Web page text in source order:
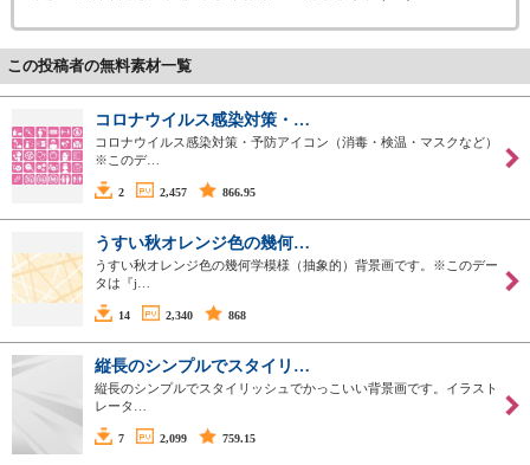
この投稿者の無料素材一覧
コロナウイルス感染対策・…
コロナウイルス感染対策・予防アイコン（消毒・検温・マスクなど）
※このデ…
2 2,457 866.95
うすい秋オレンジ色の幾何…
うすい秋オレンジ色の幾何学模様（抽象的）背景画です。※このデー
タは『j…
14 2,340 868
縦長のシンプルでスタイリ…
縦長のシンプルでスタイリッシュでかっこいい背景画です。イラスト
レータ…
7 2,099 759.15